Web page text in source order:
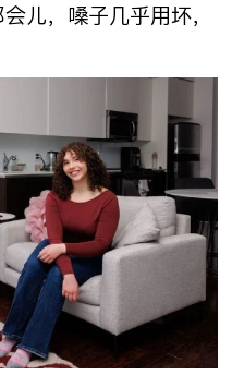
儿，嗓子几乎用坏，